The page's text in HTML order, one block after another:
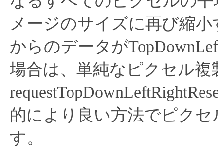
メージのサイズに再び縮
からのデータが
場合は、単純なピクセル複
的により良い方法でピク
す。